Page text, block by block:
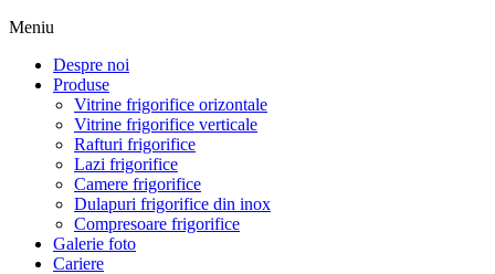
Meniu
Despre noi
Produse
Vitrine frigorifice orizontale
Vitrine frigorifice verticale
Rafturi frigorifice
Lazi frigorifice
Camere frigorifice
Dulapuri frigorifice din inox
Compresoare frigorifice
Galerie foto
Cariere